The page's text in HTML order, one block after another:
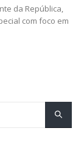
da República,
com foco em